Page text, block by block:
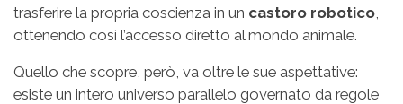
trasferire la propria coscienza in un castoro robotico
ottenendo così l’accesso diretto al mondo animale.
Quello che scopre, però, va oltre le sue aspettative:
esiste un intero universo parallelo governato da regole